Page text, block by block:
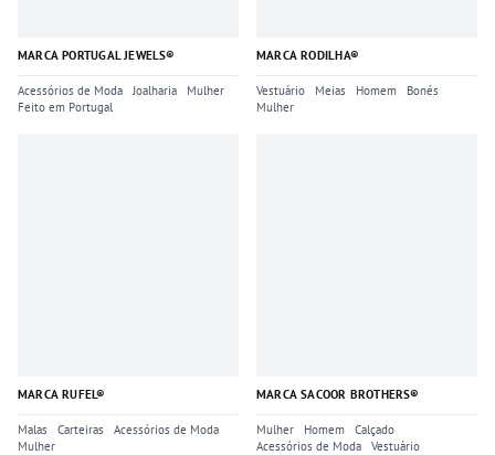
MARCA PORTUGAL JEWELS®
Acessórios de Moda Joalharia
Mulher
Feito em Portugal
MARCA RODILHA®
Vestuário Meias Homem
Bonés
Mulher
MARCA RUFEL®
Malas Carteiras
Acessórios de Moda
Mulher
MARCA SACOOR BROTHERS®
Mulher Homem
Calçado
Acessórios de Moda
Vestuário